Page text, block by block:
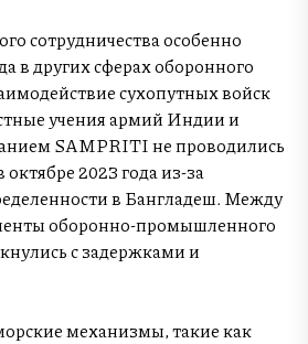
сотрудничества особенно
в других сферах оборонного
сухопутных войск
учения армий Индии и
SAMPRITI не проводились
октябре 2023 года из-за
в Бангладеш. Между
оборонно-промышленного
с задержками и
механизмы, такие как